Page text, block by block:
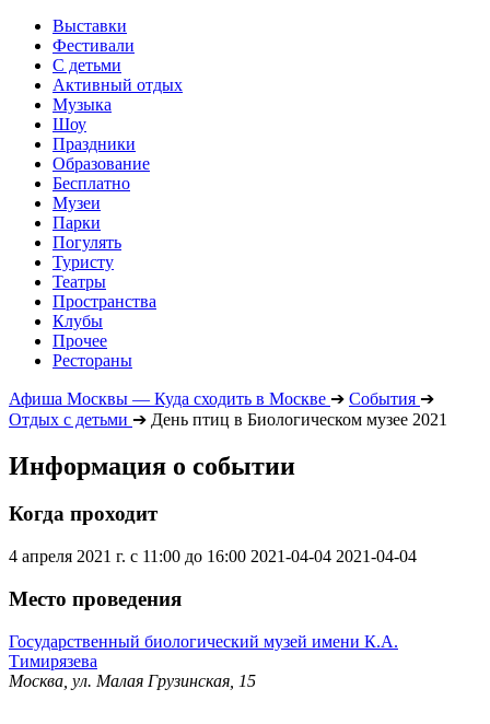
Выставки
Фестивали
С детьми
Активный отдых
Музыка
Шоу
Праздники
Образование
Бесплатно
Музеи
Парки
Погулять
Туристу
Театры
Пространства
Клубы
Прочее
Рестораны
Афиша Москвы — Куда сходить в Москве ➔ События ➔
Отдых с детьми ➔ День птиц в Биологическом музее 2021
Информация о событии
Когда проходит
4 апреля 2021 г. с 11:00 до 16:00 2021-04-04 2021-04-04
Место проведения
Государственный биологический музей имени К.А.
Тимирязева
Москва, ул. Малая Грузинская, 15